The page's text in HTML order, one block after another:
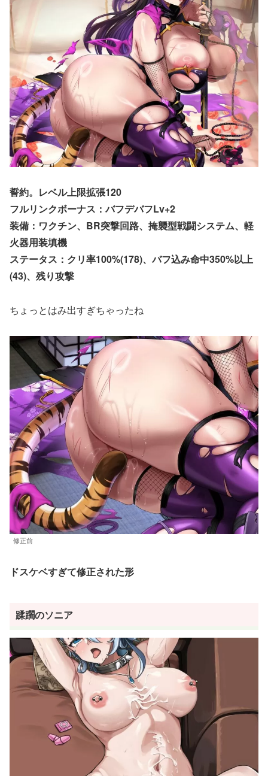
誓約。レベル上限拡張120
フルリンクボーナス：バフデバフLv+2
装備：ワクチン、BR突撃回路、掩襲型戦闘システム、軽
火器用装填機
ステータス：クリ率100%(178)、バフ込み命中350%以上
(43)、残り攻撃
ちょっとはみ出すぎちゃったね
修正前
ドスケベすぎて修正された形
蹂躙のソニア